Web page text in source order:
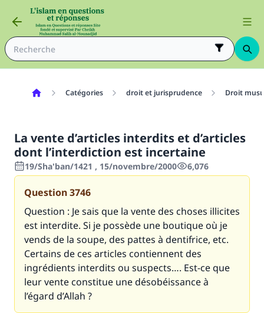
Catégories droit et jurisprudence Droit
La vente d’articles interdits et d’articles
dont l’interdiction est incertaine
19/Sha'ban/1421 , 15/novembre/2000 6,076
Question3746
Question : Je sais que la vente des choses illicites
est interdite. Si je possède une boutique où je
vends de la soupe, des pattes à dentifrice, etc.
Certains de ces articles contiennent des
ingrédients interdits ou suspects…. Est-ce que
leur vente constitue une désobéissance à
l’égard d’Allah ?